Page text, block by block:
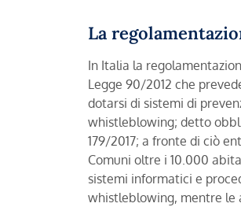
La
In Italia la
Legge 90/2012 che
dotarsi di sistemi di
whistleblowing; detto
179/2017; a fronte di ciò
Comuni oltre i 10.000
sistemi informatici e
whistleblowing, mentre le